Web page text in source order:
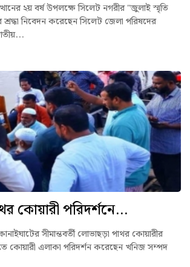
২য় বর্ষ উপলক্ষে সিলেট নগরীর "জুলাই স্মৃতি
নিবেদন করেছেন সিলেট জেলা পরিষদের
কোয়ারী পরিদর্শনে...
সীমান্তবর্তী লোভাছড়া পাথর কোয়ারীর
কোয়ারী এলাকা পরিদর্শন করেছেন খনিজ সম্পদ